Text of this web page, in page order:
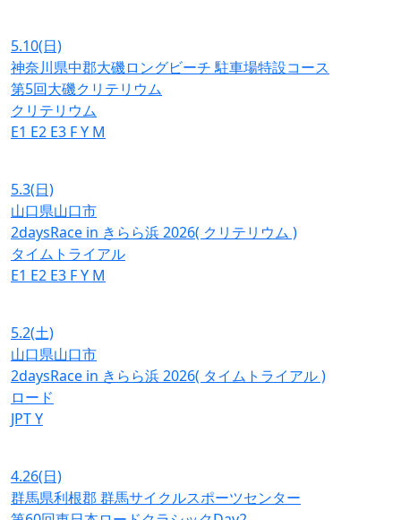
5.10(日)
神奈川県中郡大磯ロングビーチ 駐車場特設コース
第5回大磯クリテリウム
クリテリウム
E1 E2 E3 FY M
5.3(日)
山口県山口市
2daysRace in きらら浜 2026( クリテリウム )
タイムトライアル
E1 E2 E3 FY M
5.2(土)
山口県山口市
2daysRace in きらら浜 2026( タイムトライアル )
ロード
JPTY
4.26(日)
群馬県利根郡 群馬サイクルスポーツセンター